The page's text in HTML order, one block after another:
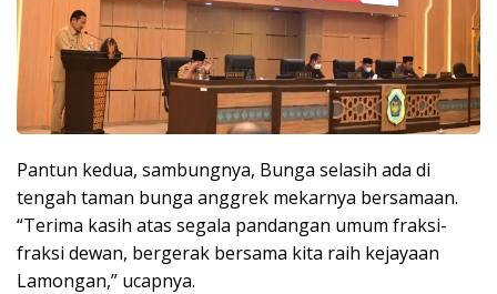
Pantun kedua, sambungnya, Bunga selasih ada di
tengah taman bunga anggrek mekarnya bersamaan.
“Terima kasih atas segala pandangan umum fraksi-
fraksi dewan, bergerak bersama kita raih kejayaan
Lamongan,” ucapnya.